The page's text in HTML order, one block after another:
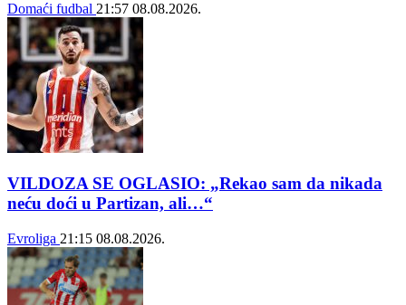
Domaći fudbal 21:57 08.08.2026.
VILDOZA SE OGLASIO: „Rekao sam da nikada
neću doći u Partizan, ali…“
Evroliga 21:15 08.08.2026.